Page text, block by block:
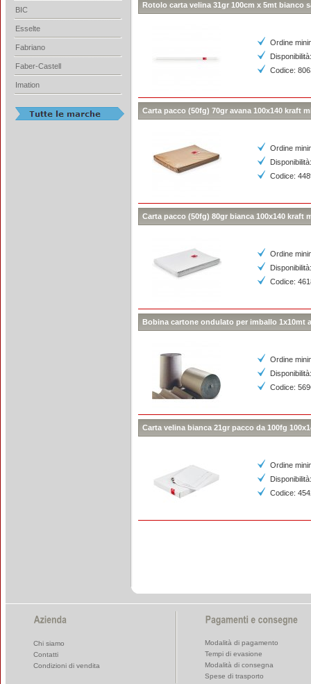
Rotolo carta velina 31gr 100cm x 5mt bianco
Ordine
Codice:
Carta pacco (50fg) 70gr avana 100x140 kraft
Ordine
Codice:
Carta pacco (50fg) 80gr bianca 100x140 kraft
Ordine
Codice:
Bobina cartone ondulato per imballo 1x10mt
Ordine
Codice:
Carta velina bianca 21gr pacco da 100fg
Ordine
Codice:
BIC
Esselte
Fabriano
Faber-Castell
Imation
Chi siamo
Contatti
Condizioni di vendita
Modalità di pagamento
Tempi di evasione
Modalità di consegna
Spese di trasporto